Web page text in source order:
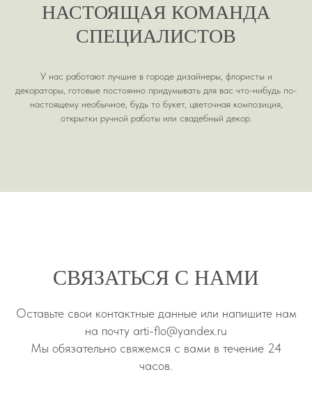
НАСТОЯЩАЯ КОМАНДА
СПЕЦИАЛИСТОВ
У нас работают лучшие в городе дизайнеры, флористы и
декораторы, готовые постоянно придумывать для вас что-нибудь по-
настоящему необычное, будь то букет, цветочная композиция,
открытки ручной работы или свадебный декор.
CВЯЗАТЬСЯ С НАМИ
Оставьте свои контактные данные или напишите нам
на почту arti-flo@yandex.ru
Мы обязательно свяжемся с вами в течение 24
часов.